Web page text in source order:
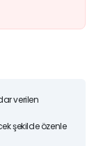
verilen
şekilde özenle